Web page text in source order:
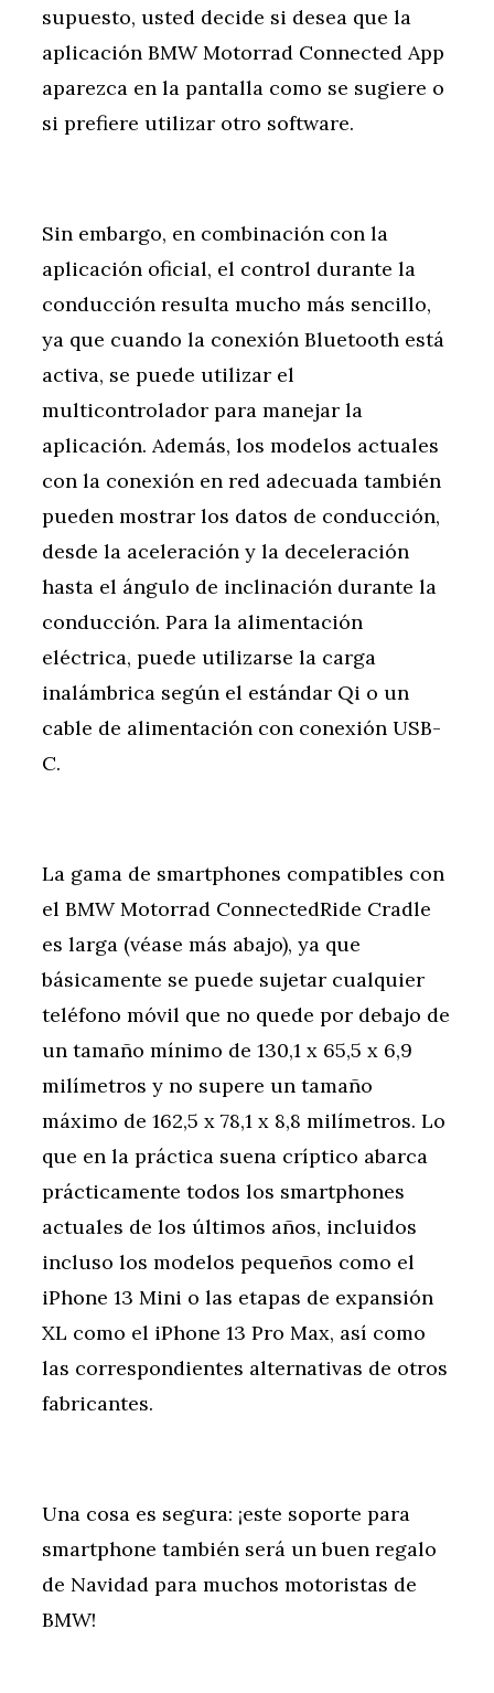
supuesto, usted decide si desea que la
aplicación BMW Motorrad Connected App
aparezca en la pantalla como se sugiere o
si prefiere utilizar otro software.
Sin embargo, en combinación con la
aplicación oficial, el control durante la
conducción resulta mucho más sencillo,
ya que cuando la conexión Bluetooth está
activa, se puede utilizar el
multicontrolador para manejar la
aplicación. Además, los modelos actuales
con la conexión en red adecuada también
pueden mostrar los datos de conducción,
desde la aceleración y la deceleración
hasta el ángulo de inclinación durante la
conducción. Para la alimentación
eléctrica, puede utilizarse la carga
inalámbrica según el estándar Qi o un
cable de alimentación con conexión USB-
C.
La gama de smartphones compatibles con
el BMW Motorrad ConnectedRide Cradle
es larga (véase más abajo), ya que
básicamente se puede sujetar cualquier
teléfono móvil que no quede por debajo de
un tamaño mínimo de 130,1 x 65,5 x 6,9
milímetros y no supere un tamaño
máximo de 162,5 x 78,1 x 8,8 milímetros. Lo
que en la práctica suena críptico abarca
prácticamente todos los smartphones
actuales de los últimos años, incluidos
incluso los modelos pequeños como el
iPhone 13 Mini o las etapas de expansión
XL como el iPhone 13 Pro Max, así como
las correspondientes alternativas de otros
fabricantes.
Una cosa es segura: ¡este soporte para
smartphone también será un buen regalo
de Navidad para muchos motoristas de
BMW!